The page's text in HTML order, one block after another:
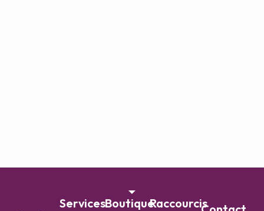
ServicesBoutiqueRaccourcis